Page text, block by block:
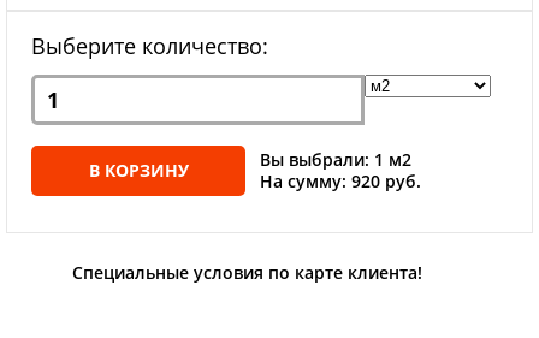
Выберите количество:
В КОРЗИНУ
Вы выбрали: 1 м2
На сумму: 920 руб.
Специальные условия по карте клиента!